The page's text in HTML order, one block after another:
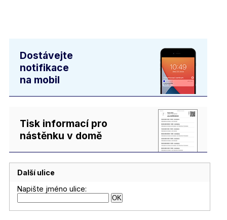
Dostávejte
notifikace
na mobil
Tisk informací pro
nástěnku v domě
Další ulice
Napište jméno ulice: